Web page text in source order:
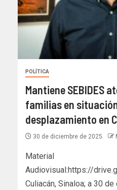
POLÍTICA
Mantiene SEBIDES
familias en
desplazamiento en
30 de diciembre de 2025
Material
Audiovisual:https://
Culiacán, Sinaloa; a 30